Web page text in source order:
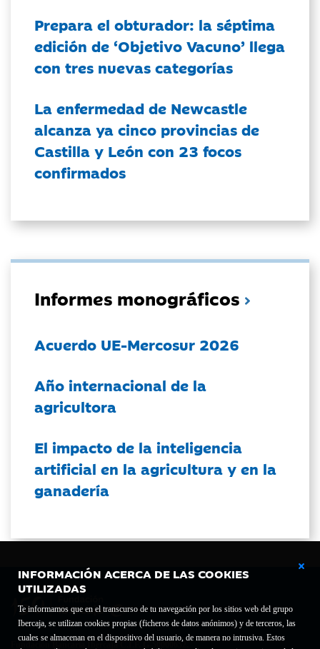
INFORMACIÓN ACERCA DE LAS COOKIES
UTILIZADAS
Te informamos que en el transcurso de tu navegación por los sitios web del grupo
Ibercaja, se utilizan cookies propias (ficheros de datos anónimos) y de terceros, las
cuales se almacenan en el dispositivo del usuario, de manera no intrusiva. Estos
Prepara el obturador: la séptima
edición de ‘Objetivo Vacuno’ llega
con tres nuevas categorías
La enfermedad de Newcastle
alcanza ya cinco provincias de
Castilla y León con 23 focos
confirmados
Informes monográficos
Acuerdo UE-Mercosur 2026
Año internacional de la
agricultora
El impacto de la inteligencia
artificial en la agricultura y en la
ganadería
Fundación Bancaria Ibercaja C.I.F. G-50000652.